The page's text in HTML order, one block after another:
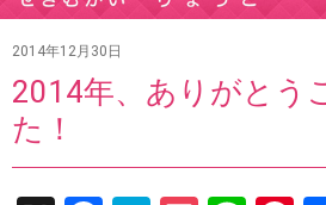
2014年12月30日
2014年、ありがとう
た！